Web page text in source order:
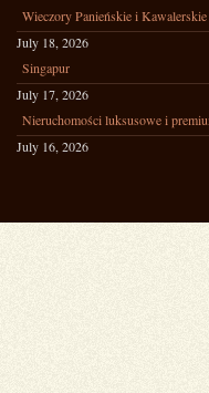
Wieczory Panieńskie i Kawalerskie
July 18, 2026
Singapur
July 17, 2026
Nieruchomości luksusowe i
July 16, 2026